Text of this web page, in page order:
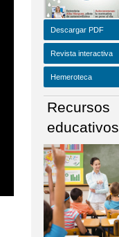
Descargar PDF
Revista interactiva
Hemeroteca
Recursos
educativos